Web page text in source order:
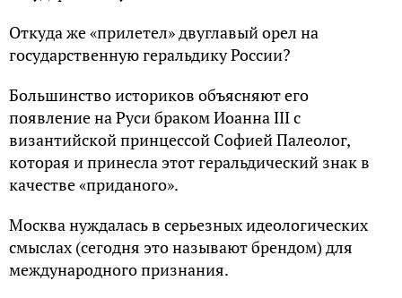
Откуда же «прилетел» двуглавый орел на
государственную геральдику России?
Большинство историков объясняют его
появление на Руси браком Иоанна III с
византийской принцессой Софией Палеолог,
которая и принесла этот геральдический знак в
качестве «приданого».
Москва нуждалась в серьезных идеологических
смыслах (сегодня это называют брендом) для
международного признания.